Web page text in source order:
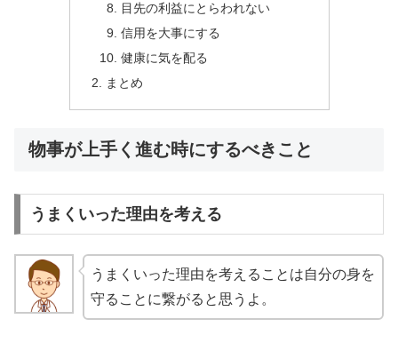
目先の利益にとらわれない
信用を大事にする
健康に気を配る
まとめ
物事が上手く進む時にするべきこと
うまくいった理由を考える
うまくいった理由を考えることは自分の身を
守ることに繋がると思うよ。